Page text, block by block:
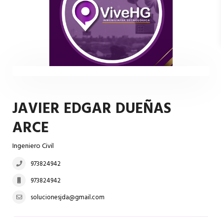
JAVIER EDGAR DUEÑAS
ARCE
Ingeniero Civil
973824942
973824942
solucionesjda@gmail.com